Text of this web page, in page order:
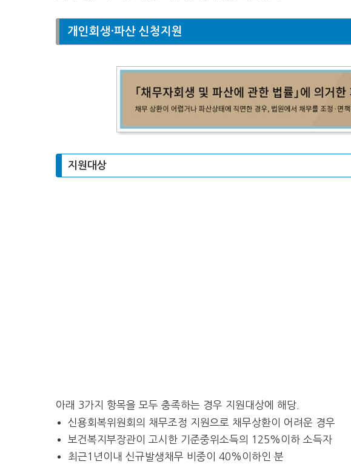
개인회생·파산 신청지원
지원대상
아래 3가지 항목을 모두 충족하는 경우 지원대상에 해당.
신용회복위원회의 채무조정 지원으로 채무상환이 어려운 경우
보건복지부장관이 고시한 기준중위소득의 125%이하 소득자
최근1년이내 신규발생채무 비중이 40%이하인 분